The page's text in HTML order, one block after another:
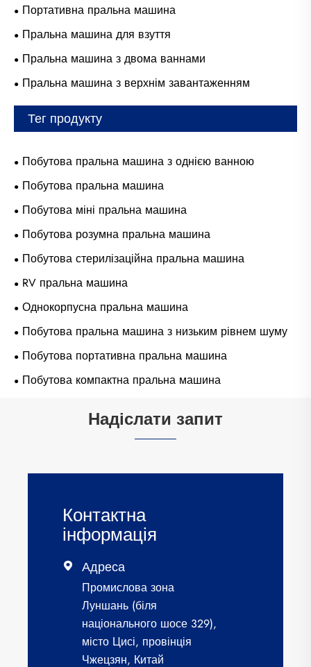
Портативна пральна машина
Пральна машина для взуття
Пральна машина з двома ваннами
Пральна машина з верхнім завантаженням
Тег продукту
Побутова пральна машина з однією ванною
Побутова пральна машина
Побутова міні пральна машина
Побутова розумна пральна машина
Побутова стерилізаційна пральна машина
RV пральна машина
Однокорпусна пральна машина
Побутова пральна машина з низьким рівнем шуму
Побутова портативна пральна машина
Побутова компактна пральна машина
Надіслати запит
Контактна
інформація
 Адреса
Промислова зона
Луншань (біля
національного шосе 329),
місто Цисі, провінція
Чжецзян, Китай